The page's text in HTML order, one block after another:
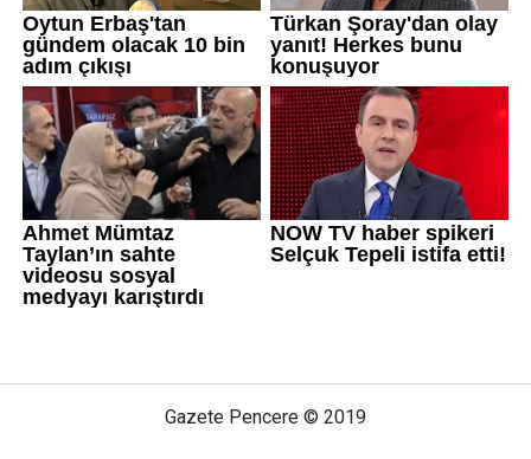
Gazete Pencere © 2019